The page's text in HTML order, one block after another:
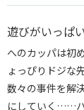
遊びがいっぱ
へのカッパは初
ょっぴりドジな
数々の事件を解
にしていく……ハ